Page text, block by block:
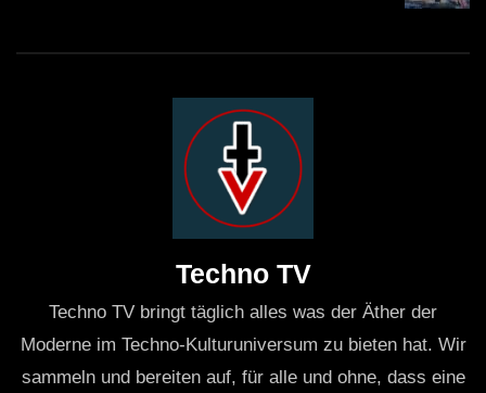
Techno TV
Techno TV bringt täglich alles was der Äther der
Moderne im Techno-Kulturuniversum zu bieten hat. Wir
sammeln und bereiten auf, für alle und ohne, dass eine